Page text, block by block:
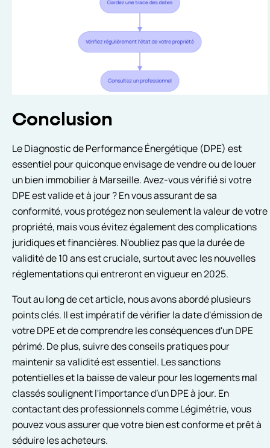
Conclusion
Le Diagnostic de Performance Énergétique (DPE) est
essentiel pour quiconque envisage de vendre ou de louer
un bien immobilier à Marseille. Avez-vous vérifié si votre
DPE est valide et à jour ? En vous assurant de sa
conformité, vous protégez non seulement la valeur de votre
propriété, mais vous évitez également des complications
juridiques et financières. N'oubliez pas que la durée de
validité de 10 ans est cruciale, surtout avec les nouvelles
réglementations qui entreront en vigueur en 2025.
Tout au long de cet article, nous avons abordé plusieurs
points clés. Il est impératif de vérifier la date d'émission de
votre DPE et de comprendre les conséquences d'un DPE
périmé. De plus, suivre des conseils pratiques pour
maintenir sa validité est essentiel. Les sanctions
potentielles et la baisse de valeur pour les logements mal
classés soulignent l'importance d’un DPE à jour. En
contactant des professionnels comme Légimétrie, vous
pouvez vous assurer que votre bien est conforme et prêt à
séduire les acheteurs.